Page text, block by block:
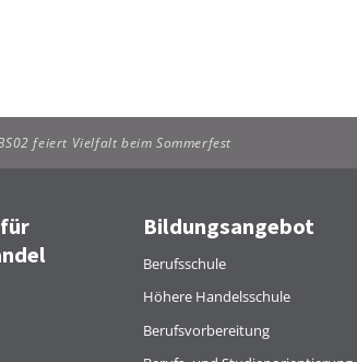
feiert Vielfalt beim Sommerfest
Bildungsangebot
Berufsschule
Höhere Handelsschule
Berufsvorbereitung